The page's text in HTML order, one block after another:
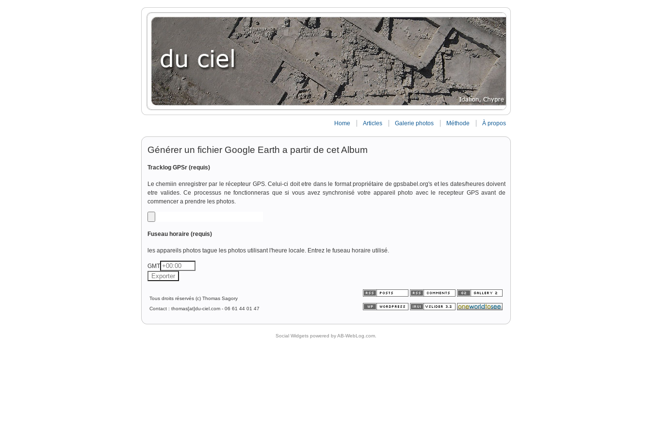
Home Articles Galerie photos Méthode À propos
Générer un fichier Google Earth a partir de cet Album
Tracklog GPSr (requis)
Le chemiin enregistrer par le récepteur GPS. Celui-ci doit etre dans le format propriétaire de gpsbabel.org's et les dates/heures doivent
etre valides. Ce processus ne fonctionneras que si vous avez synchronisé votre appareil photo avec le recepteur GPS avant de
commencer a prendre les photos.
Fuseau horaire (requis)
les appareils photos tague les photos utilisant l'heure locale. Entrez le fuseau horaire utilisé.
GMT
Tous droits réservés (c) Thomas Sagory
Contact : thomas[at]du-ciel.com - 06 61 44 01 47
Social Widgets powered byAB-WebLog.com